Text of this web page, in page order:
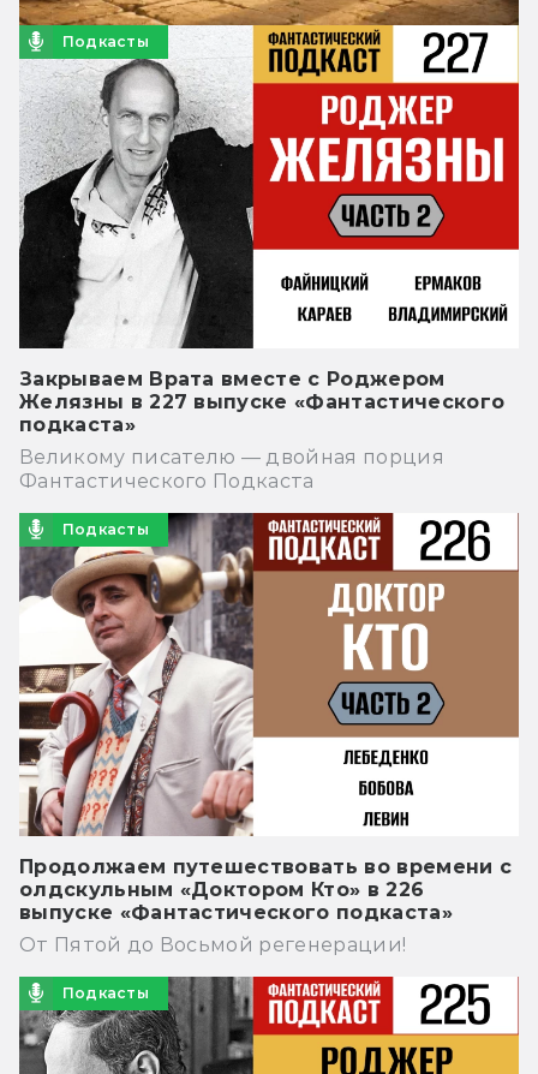
Подкасты
Закрываем Врата вместе с Роджером
Желязны в 227 выпуске «Фантастического
подкаста»
Великому писателю — двойная порция
Фантастического Подкаста
Подкасты
Продолжаем путешествовать во времени с
олдскульным «Доктором Кто» в 226
выпуске «Фантастического подкаста»
От Пятой до Восьмой регенерации!
Подкасты